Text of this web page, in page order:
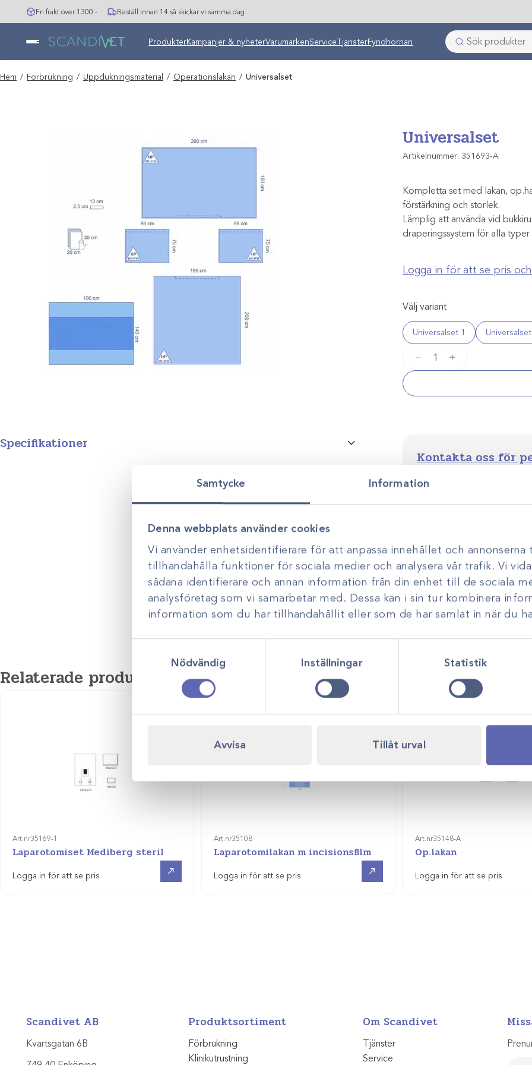
Samtycke Information
Denna webbplats använder cookies
Vi använder enhetsidentifierare för att anpassa innehållet och annonserna
tillhandahålla funktioner för sociala medier och analysera vår trafik. Vi
sådana identifierare och annan information från din enhet till de sociala
analysföretag som vi samarbetar med. Dessa kan i sin tur kombinera
information som du har tillhandahållit eller som de har samlat in när du
Nödvändig
Inställningar Statistik
Avvisa Tillåt urval
Hoppa
till
Fri frakt över 1300:- Beställ innan 14 så skickar vi samma dag
Undermeny stängd: Varumärken
ProdukterKampanjer & nyheterVarumärkenServiceTjänsterFyndhörnan
Hem / Förbrukning / Uppdukningsmaterial / Operationslakan / Universalset
Universalset
Artikelnummer: 351693-A
Kompletta set med lakan,
förstärkning och storlek.
Lämplig att använda vid
draperingssystem för alla
Logga in för att se pris
Välj variant
Universalset 1
Universalset +
Specifikationer
Kontakta oss för
utveckling. Genom personlig
Relaterade produkter
Art.nr35169-1
Laparotomiset Mediberg steril
Logga in för att se pris
Art.nr35108
Laparotomilakan m incisionsfilm
Logga in för att se pris
Art.nr35148-A
Op.lakan
Logga in för att se pris
Scandivet AB
Kvartsgatan 6B
Produktsortiment
Förbrukning
Klinikutrustning
Om Scandivet
Tjänster
Service